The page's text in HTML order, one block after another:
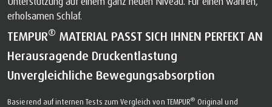
erholsamen Schlaf.
TEMPUR® MATERIAL PASST SICH IHNEN PERFEKT AN
Herausragende Druckentlastung
Unvergleichliche Bewegungsabsorption
Basierend auf internen Tests zum Vergleich von TEMPUR® Original und